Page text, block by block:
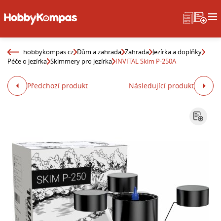
hobbykompas.cz Dům a zahrada Zahrada Jezírka a doplňky
Péče o jezírka Skimmery pro jezírka INVITAL Skim P-250A
Předchozí produkt Následující produkt